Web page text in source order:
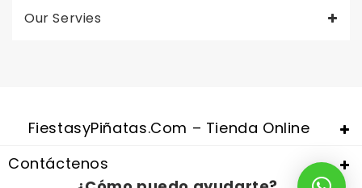
Our Servies
FiestasyPiñatas.com – Tienda Online
Contáctenos